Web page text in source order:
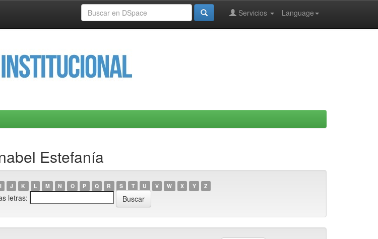
Language
Servicios
Estefanía
I J K L M N O P Q R S T U V W X Y Z
letras: